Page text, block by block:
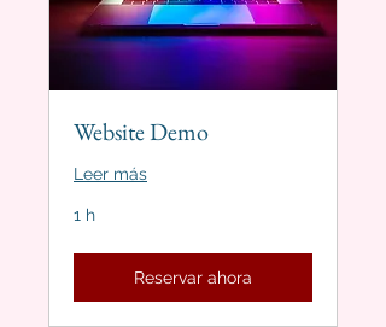
Website Demo
Leer más
1 h
Reservar ahora